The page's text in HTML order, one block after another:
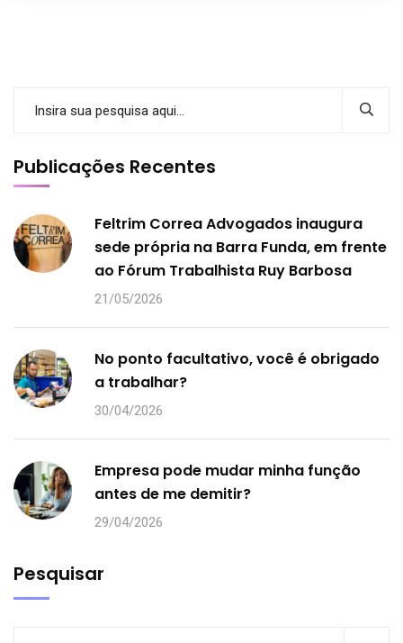
Publicações Recentes
Feltrim Correa Advogados inaugura
sede própria na Barra Funda, em frente
ao Fórum Trabalhista Ruy Barbosa
21/05/2026
No ponto facultativo, você é obrigado
a trabalhar?
30/04/2026
Empresa pode mudar minha função
antes de me demitir?
29/04/2026
Pesquisar